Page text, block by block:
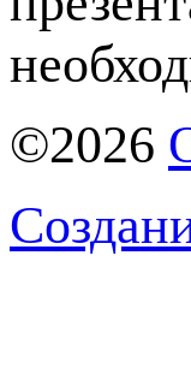
©2026